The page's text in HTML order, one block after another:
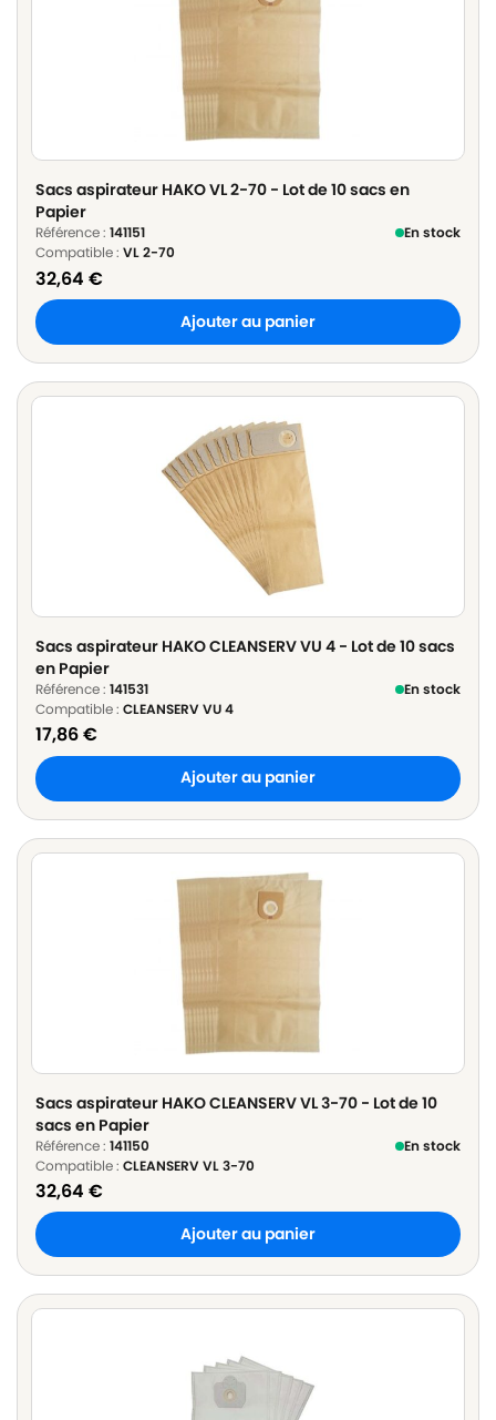
Sacs aspirateur HAKO VL 2-70 - Lot de 10 sacs en
Papier
Référence : 141151
En stock
Compatible : VL 2-70
32,64 €
Ajouter au panier
Sacs aspirateur HAKO CLEANSERV VU 4 - Lot de 10 sacs
en Papier
Référence : 141531
En stock
Compatible : CLEANSERV VU 4
17,86€
Ajouter au panier
Sacs aspirateur HAKO CLEANSERV VL 3-70 - Lot de 10
sacs en Papier
Référence : 141150
En stock
Compatible : CLEANSERV VL 3-70
32,64 €
Ajouter au panier